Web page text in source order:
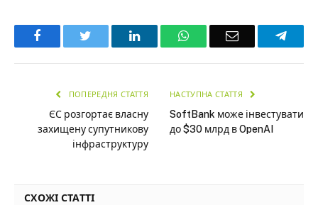
Facebook LinkedInWhatsAppEmail
ПОПЕРЕДНЯ СТАТТЯ
ЄС розгортає власну
захищену супутникову
інфраструктуру
НАСТУПНА СТАТТЯ
SoftBank може інвестувати
до $30 млрд в OpenAI
СХОЖІ СТАТТІ